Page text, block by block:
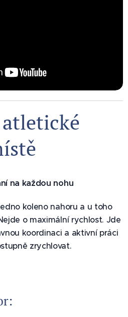
🏃
na každou nohu
koleno nahoru a u toho
o maximální rychlost. Jde
koordinaci a aktivní práci
zrychlovat.